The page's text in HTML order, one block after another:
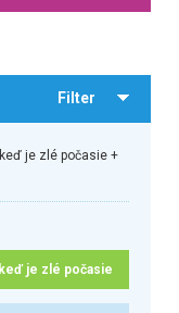
Filter
je zlé počasie +
keď je zlé počasie